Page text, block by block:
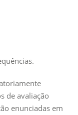
de avaliação
enunciadas em